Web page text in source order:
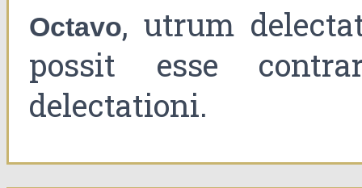
Octavo, utrum
possit esse
delectationi.